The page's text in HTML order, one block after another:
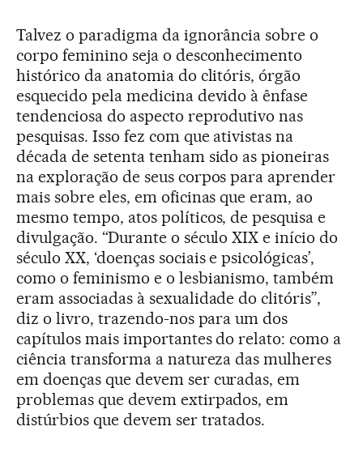
Talvez o paradigma da ignorância sobre o
corpo feminino seja o desconhecimento
histórico da anatomia do clitóris, órgão
esquecido pela medicina devido à ênfase
tendenciosa do aspecto reprodutivo nas
pesquisas. Isso fez com que ativistas na
década de setenta tenham sido as pioneiras
na exploração de seus corpos para aprender
mais sobre eles, em oficinas que eram, ao
mesmo tempo, atos políticos, de pesquisa e
divulgação. “Durante o século XIX e início do
século XX, ‘doenças sociais e psicológicas’,
como o feminismo e o lesbianismo, também
eram associadas à sexualidade do clitóris”,
diz o livro, trazendo-nos para um dos
capítulos mais importantes do relato: como a
ciência transforma a natureza das mulheres
em doenças que devem ser curadas, em
problemas que devem extirpados, em
distúrbios que devem ser tratados.